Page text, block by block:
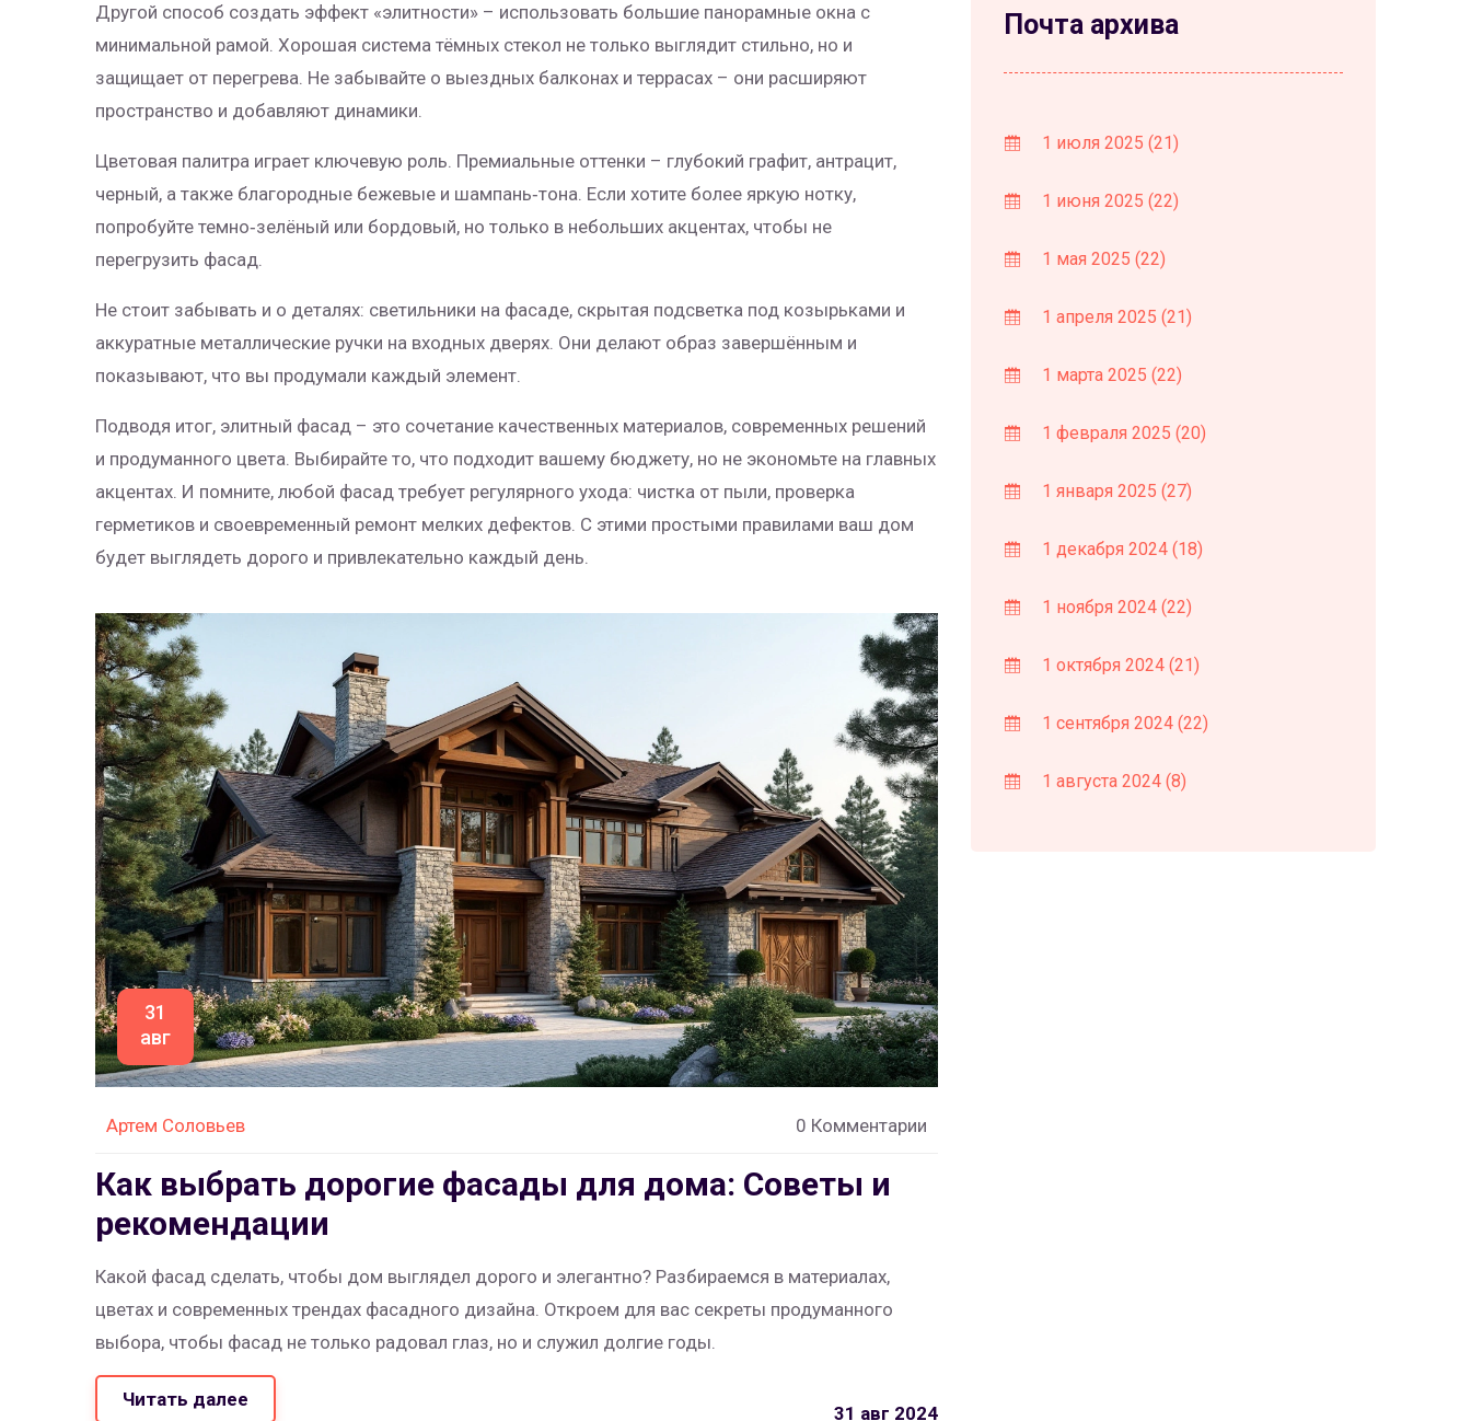
Другой способ создать эффект «элитности» – использовать большие панорамные окна с
минимальной рамой. Хорошая система тёмных стекол не только выглядит стильно, но и
защищает от перегрева. Не забывайте о выездных балконах и террасах – они расширяют
пространство и добавляют динамики.
Цветовая палитра играет ключевую роль. Премиальные оттенки – глубокий графит, антрацит,
черный, а также благородные бежевые и шампань‑тона. Если хотите более яркую нотку,
попробуйте темно‑зелёный или бордовый, но только в небольших акцентах, чтобы не
перегрузить фасад.
Не стоит забывать и о деталях: светильники на фасаде, скрытая подсветка под козырьками и
аккуратные металлические ручки на входных дверях. Они делают образ завершённым и
показывают, что вы продумали каждый элемент.
Подводя итог, элитный фасад – это сочетание качественных материалов, современных решений
и продуманного цвета. Выбирайте то, что подходит вашему бюджету, но не экономьте на главных
акцентах. И помните, любой фасад требует регулярного ухода: чистка от пыли, проверка
герметиков и своевременный ремонт мелких дефектов. С этими простыми правилами ваш дом
будет выглядеть дорого и привлекательно каждый день.
31
авг
Артем Соловьев 0 Комментарии
Как выбрать дорогие фасады для дома: Советы и
рекомендации
Какой фасад сделать, чтобы дом выглядел дорого и элегантно? Разбираемся в материалах,
цветах и современных трендах фасадного дизайна. Откроем для вас секреты продуманного
выбора, чтобы фасад не только радовал глаз, но и служил долгие годы.
Читать далее
31 авг 2024
Почта архива
1 июля 2025 (21)
1 июня 2025 (22)
1 мая 2025 (22)
1 апреля 2025 (21)
1 марта 2025 (22)
1 февраля 2025 (20)
1 января 2025 (27)
1 декабря 2024 (18)
1 ноября 2024 (22)
1 октября 2024 (21)
1 сентября 2024 (22)
1 августа 2024 (8)